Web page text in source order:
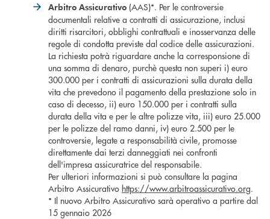
Arbitro Assicurativo (AAS)*. Per le controversie
documentali relative a contratti di assicurazione, inclusi
diritti risarcitori, obblighi contrattuali e inosservanza delle
regole di condotta previste dal codice delle assicurazioni.
La richiesta potrà riguardare anche la corresponsione di
una somma di denaro, purchè questa non superi i) euro
300.000 per i contratti di assicurazioni sulla durata della
vita che prevedono il pagamento della prestazione solo in
caso di decesso, ii) euro 150.000 per i contratti sulla
durata della vita e per le altre polizze vita, iii) euro 25.000
per le polizze del ramo danni, iv) euro 2.500 per le
controversie, legate a responsabilità civile, promosse
direttamente dai terzi danneggiati nei confronti
dell'impresa assicuratrice del responsabile.
Per ulteriori informazioni si può consultare la pagina
Arbitro Assicurativo https://www.arbitroassicurativo.org.
* Il nuovo Arbitro Assicurativo sarà operativo a partire dal
15 gennaio 2026